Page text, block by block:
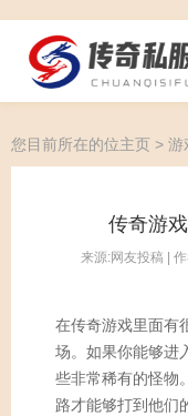
您目前所在的位主页 > 游
传奇游
来源:网友投稿 |
在传奇游戏里面有
场。如果你能够进
些非常稀有的怪物
路才能够打到他们